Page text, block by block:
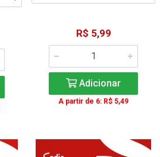
R$ 5,99
Adicionar
A partir de 6: R$ 5,49